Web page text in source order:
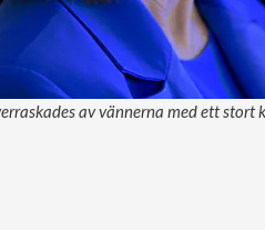
av vännerna med ett stort